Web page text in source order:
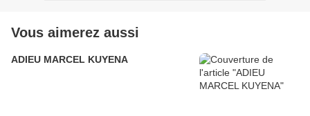
Vous aimerez aussi
ADIEU MARCEL KUYENA